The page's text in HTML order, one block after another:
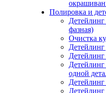
Полировка и
фазная)
Очистка
Детейлинг
одной
Детейлинг